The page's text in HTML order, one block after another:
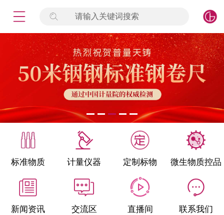
请输入关键词搜索
标准物质 计量仪器 定制标物 微生物质控品
新闻资讯 交流区 直播间 联系我们
点击登录
签到
标准物质
产品专项
微生物检测/质控品
定制标物
定制仪器